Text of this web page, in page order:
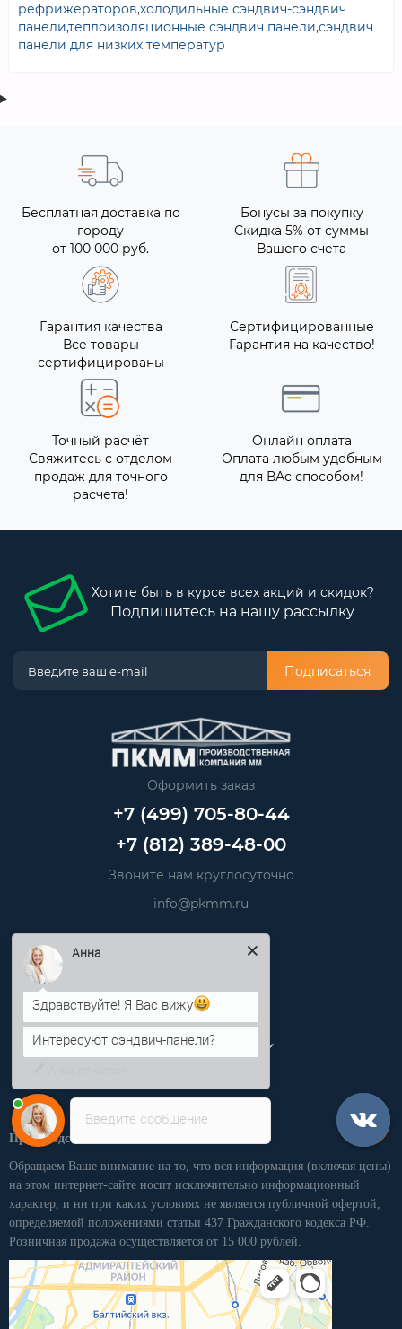
рефрижераторов,холодильные сэндвич-сэндвич
панели,теплоизоляционные сэндвич панели,сэндвич
панели для низких температур
Бесплатная доставка по
городу
от 100 000 руб.
Бонусы за покупку
Скидка 5% от суммы
Вашего счета
Гарантия качества
Все товары
сертифицированы
Сертифицированные
Гарантия на качество!
Точный расчёт
Свяжитесь с отделом
продаж для точного
расчета!
Онлайн оплата
Оплата любым удобным
для ВАс способом!
Хотите быть в курсе всех акций и скидок?
Подпишитесь на нашу рассылку
Подписаться
Оформить заказ
+7 (499) 705-80-44
+7 (812) 389-48-00
Звоните нам круглосуточно
info@pkmm.ru
Категории
Личный кабинет
Производственная компания «ПКММ»
Обращаем Ваше внимание на то, что вся информация (включая цены)
на этом интернет-сайте носит исключительно информационный
характер, и ни при каких условиях не является публичной офертой,
определяемой положениями статьи 437 Гражданского кодекса РФ.
Розничная продажа осуществляется от 15 000 рублей.
Введите сообщение
Здравствуйте! Я Вас вижу
Интересуют сэндвич-панели?
Напишите сюда свой вопрос.
Возможно, его решение будет
быстрее.